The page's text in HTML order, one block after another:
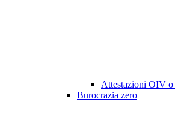
Attestazioni OIV o
Burocrazia zero